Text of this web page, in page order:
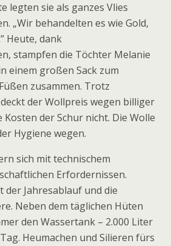
legten sie als ganzes Vlies
„Wir behandelten es wie Gold,
Heute, dank
stampfen die Töchter Melanie
einem großen Sack zum
zusammen. Trotz
der Wollpreis wegen billiger
der Schur nicht. Die Wolle
Hygiene wegen.
sich mit technischem
Erfordernissen.
Jahresablauf und die
Neben dem täglichen Hüten
den Wassertank – 2.000 Liter
Heumachen und Silieren fürs